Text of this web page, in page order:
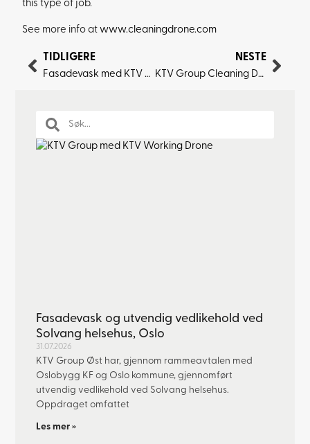
this type of job.
See more info atwww.cleaningdrone.com
TIDLIGERE
Fasadevask med KTV Group Cleaning Drone
NESTE
KTV Group Cleaning Drone på Skarven Sameie i Bergen
Fasadevask og utvendig vedlikehold ved
Solvang helsehus, Oslo
31.07.2026
KTV Group Øst har, gjennom rammeavtalen med
Oslobygg KF og Oslo kommune, gjennomført
utvendig vedlikehold ved Solvang helsehus.
Oppdraget omfattet
Les mer »